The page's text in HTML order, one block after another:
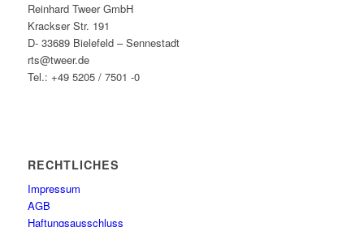
Reinhard Tweer GmbH
Krackser Str. 191
D- 33689 Bielefeld – Sennestadt
rts@tweer.de
Tel.: +49 5205 / 7501 -0
RECHTLICHES
Impressum
AGB
Haftungsausschluss